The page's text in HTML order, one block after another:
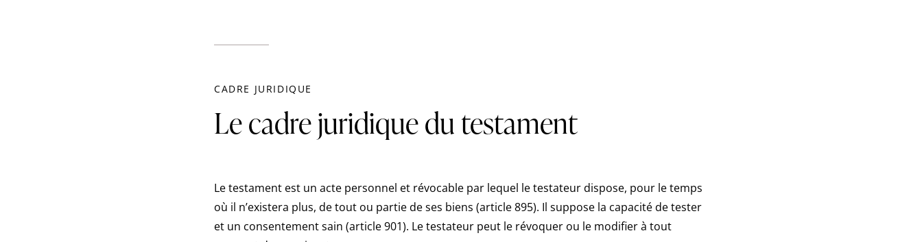
CADRE JURIDIQUE
Le cadre juridique du testament
Le testament est un acte personnel et révocable par lequel le testateur dispose, pour le temps
où il n’existera plus, de tout ou partie de ses biens (article 895). Il suppose la capacité de tester
et un consentement sain (article 901). Le testateur peut le révoquer ou le modifier à tout